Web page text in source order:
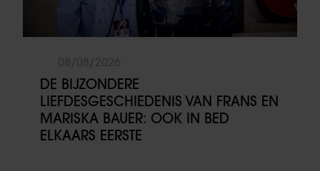
DE BIJZONDERE
LIEFDESGESCHIEDENIS VAN FRANS EN
MARISKA BAUER: OOK IN BED
ELKAARS EERSTE